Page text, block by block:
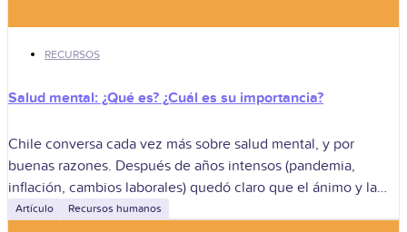
RECURSOS
Salud mental: ¿Qué es? ¿Cuál es su importancia?
Chile conversa cada vez más sobre salud mental, y por
buenas razones. Después de años intensos (pandemia,
inflación, cambios laborales) quedó claro que el ánimo y la
cabeza influyen tanto
Artículo Recursos humanos